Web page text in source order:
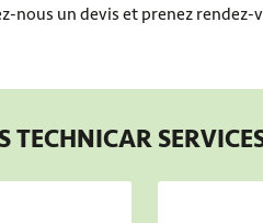
nous un devis et prenez rendez-
TECHNICAR